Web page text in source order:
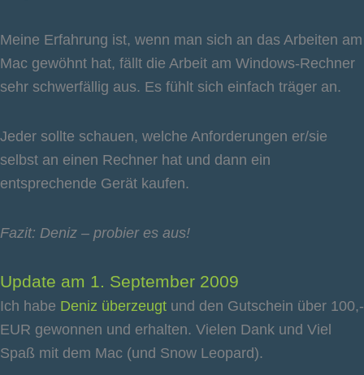
Meine Erfahrung ist, wenn man sich an das Arbeiten am
Mac gewöhnt hat, fällt die Arbeit am Windows-Rechner
sehr schwerfällig aus. Es fühlt sich einfach träger an.
Jeder sollte schauen, welche Anforderungen er/sie
selbst an einen Rechner hat und dann ein
entsprechende Gerät kaufen.
Fazit: Deniz – probier es aus!
Update am 1. September 2009
Ich habe Deniz überzeugt und den Gutschein über 100,-
EUR gewonnen und erhalten. Vielen Dank und Viel
Spaß mit dem Mac (und Snow Leopard).